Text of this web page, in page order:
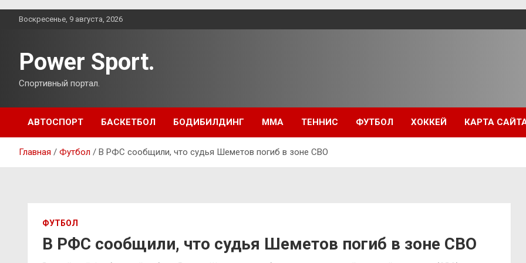
ПерейтиВоскресенье, 9 августа, 2026
Power Sport.
Спортивный портал.
АВТОСПОРТ БАСКЕТБОЛ БОДИБИЛДИНГ ММА ТЕННИС ФУТБОЛ ХОККЕЙ КАРТА
Главная Футбол В РФС сообщили, что судья Шеметов погиб в зоне СВО
ФУТБОЛ
В РФС сообщили, что судья Шеметов погиб в зоне СВО